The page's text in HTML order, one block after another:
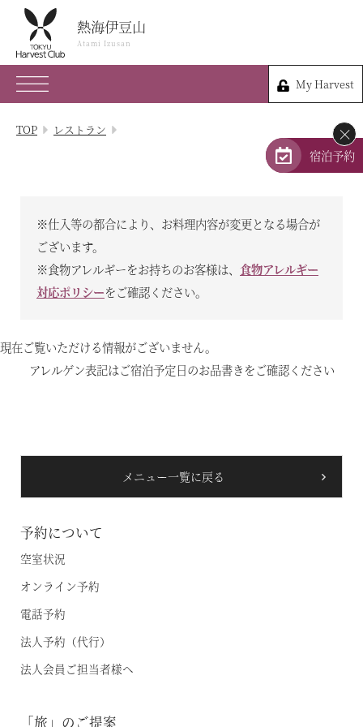
熱海伊豆山
Atami Izusan
My Harvest
熱海伊豆山
Atami Izusan
0557-80-0109
静岡県熱海市伊豆山824-5
My Harvest
宿泊プラン
体験 & イベントガイド
客室 / 料金
お知らせ
ただいま日和
総合サイトに戻る
TOP レストラン
※仕入等の都合により、お料理内容が変更となる場合が
ございます。
※食物アレルギーをお持ちのお客様は、 食物アレルギー
対応ポリシーをご確認ください。
現在ご覧いただける情報がございません。
アレルゲン表記はご宿泊予定日のお品書きをご確認ください
メニュー一覧に戻る
×
宿泊予約
予約について
空室状況
オンライン予約
電話予約
法人予約（代行）
法人会員ご担当者様へ
「旅」のご提案